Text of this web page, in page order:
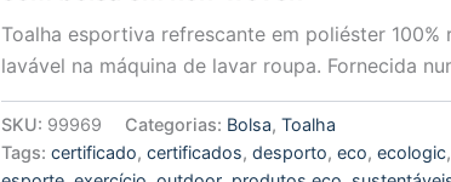
Toalha esportiva refrescante em poliéster 100%
lavável na máquina de lavar roupa. Fornecida
SKU: 99969 Categorias: Bolsa,Toalha
Tags:certificado,certificados,desporto,eco,ecologic